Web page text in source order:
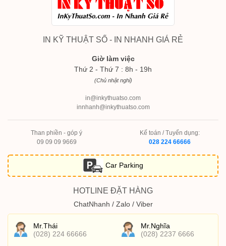
IN KỸ THUẬT SỐ - IN NHANH GIÁ RẺ
Giờ làm việc
Thứ 2 - Thứ 7 : 8h - 19h
(Chủ nhật nghỉ)
in@inkythuatso.com
innhanh@inkythuatso.com
Than phiền - góp ý
09 09 09 9669
Kế toán / Tuyển dụng:
028 224 66666
Car Parking
HOTLINE ĐẶT HÀNG
ChatNhanh / Zalo / Viber
Mr.Thái
(028) 224 66666
Mr.Nghĩa
(028) 2237 6666